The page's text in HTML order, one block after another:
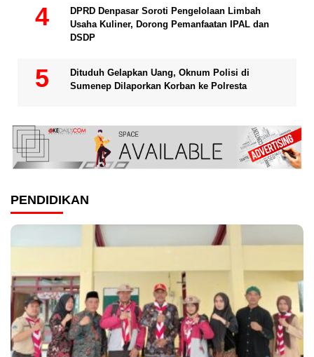
DPRD Denpasar Soroti Pengelolaan Limbah
Usaha Kuliner, Dorong Pemanfaatan IPAL dan
DSDP
Dituduh Gelapkan Uang, Oknum Polisi di
Sumenep Dilaporkan Korban ke Polresta
PENDIDIKAN